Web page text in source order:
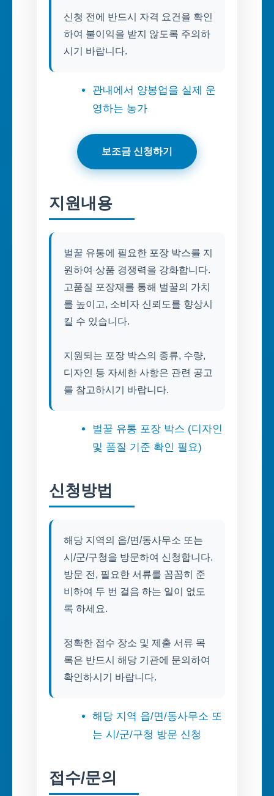
신청 전에 반드시 자격 요건을 확인
하여 불이익을 받지 않도록 주의하
시기 바랍니다.
관내에서 양봉업을 실제 운
영하는 농가
보조금 신청하기
지원내용
벌꿀 유통에 필요한 포장 박스를 지
원하여 상품 경쟁력을 강화합니다.
고품질 포장재를 통해 벌꿀의 가치
를 높이고, 소비자 신뢰도를 향상시
킬 수 있습니다.
지원되는 포장 박스의 종류, 수량,
디자인 등 자세한 사항은 관련 공고
를 참고하시기 바랍니다.
벌꿀 유통 포장 박스 (디자인
및 품질 기준 확인 필요)
신청방법
해당 지역의 읍/면/동사무소 또는
시/군/구청을 방문하여 신청합니다.
방문 전, 필요한 서류를 꼼꼼히 준
비하여 두 번 걸음 하는 일이 없도
록 하세요.
정확한 접수 장소 및 제출 서류 목
록은 반드시 해당 기관에 문의하여
확인하시기 바랍니다.
해당 지역 읍/면/동사무소 또
는 시/군/구청 방문 신청
접수/문의